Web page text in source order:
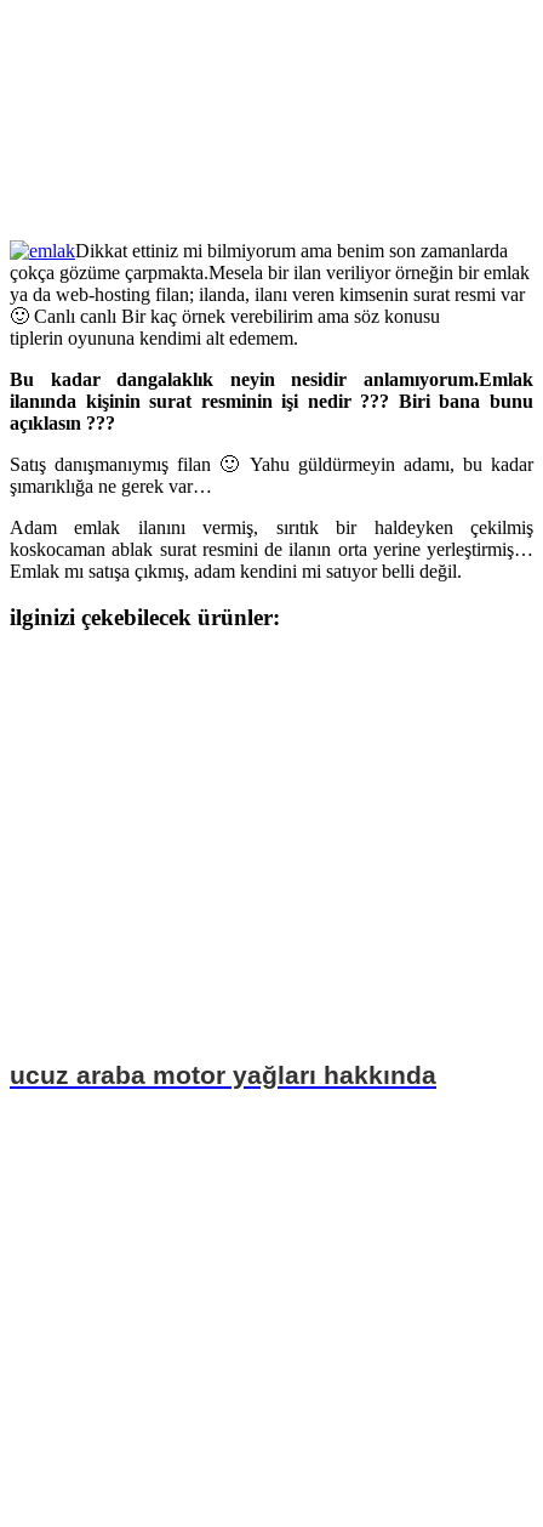
Dikkat ettiniz mi bilmiyorum ama benim son zamanlarda
çokça gözüme çarpmakta.Mesela bir ilan veriliyor örneğin bir emlak
ya da web-hosting filan; ilanda, ilanı veren kimsenin surat resmi var
🙂 Canlı canlı Bir kaç örnek verebilirim ama söz konusu
tiplerin oyununa kendimi alt edemem.
Bu kadar dangalaklık neyin nesidir anlamıyorum.Emlak
ilanında kişinin surat resminin işi nedir ??? Biri bana bunu
açıklasın ???
Satış danışmanıymış filan 🙂 Yahu güldürmeyin adamı, bu kadar
şımarıklığa ne gerek var…
Adam emlak ilanını vermiş, sırıtık bir haldeyken çekilmiş
koskocaman ablak surat resmini de ilanın orta yerine yerleştirmiş…
Emlak mı satışa çıkmış, adam kendini mi satıyor belli değil.
ilginizi çekebilecek ürünler:
ucuz araba motor yağları hakkında